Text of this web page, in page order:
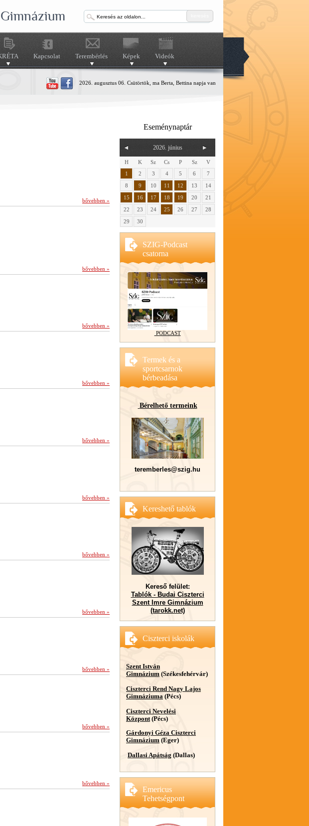
Kapcsolat Terembérlés Képek Videók
2026. augusztus 06. Csütörtök, ma Berta, Bettina napja van
bővebben »
bővebben »
bővebben »
bővebben »
bővebben »
bővebben »
bővebben »
bővebben »
bővebben »
bővebben »
bővebben »
Eseménynaptár
2026. június
H K Sz Cs P Sz
V
1
2 3 4 5 6
7
8
9 10 11 12 13
14
15
16 17 18 19 20
21
22
23 24 25 26 27
28
29
30
SZIG-Podcast
csatorna
PODCAST
Termek és a
sportcsarnok
bérbeadása
Bérelhető termeink
teremberles@szig.hu
Kereshető tablók
Kereső felület:
Tablók - Budai Ciszterci
Szent Imre Gimnázium
(tarokk.net)
Ciszterci iskolák
Szent István
Gimnázium (Székesfehérvár)
Ciszterci Rend Nagy Lajos
Gimnáziuma (Pécs)
Ciszterci Nevelési
Központ(Pécs)
Gárdonyi Géza Ciszterci
Gimnázium (Eger)
Dallasi Apátság (Dallas)
Emericus
Tehetségpont